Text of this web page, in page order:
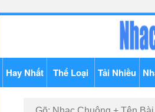
Hay Nhất Thể Loại Tải Nhiều